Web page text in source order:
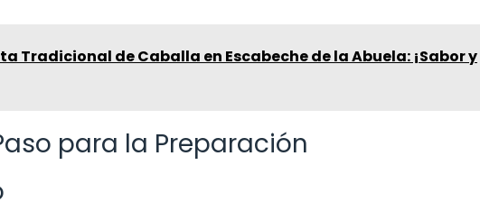
Tradicional de Caballa en Escabeche de la Abuela: ¡Sabor y
para la Preparación